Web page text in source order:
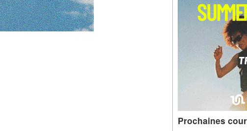
Prochaines